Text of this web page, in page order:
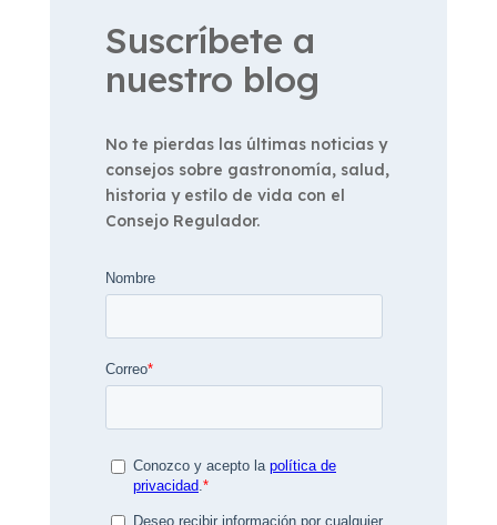
Suscríbete a
nuestro blog
No te pierdas las últimas noticias y
consejos sobre gastronomía, salud,
historia y estilo de vida con el
Consejo Regulador.